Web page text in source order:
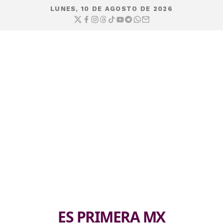
LUNES, 10 DE AGOSTO DE 2026
ES PRIMERA MX